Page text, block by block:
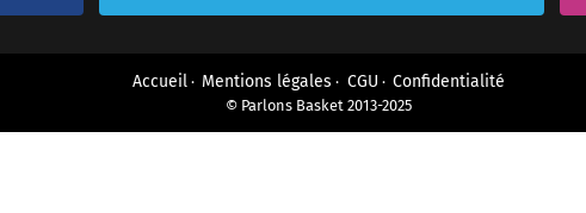
Accueil Mentions légales CGU Confidentialité
© Parlons Basket 2013-2025